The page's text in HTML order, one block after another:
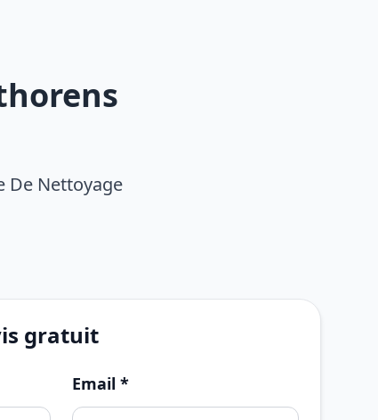
De Nettoyage
gratuit
Email *